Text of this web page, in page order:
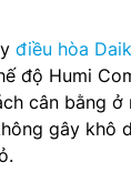
điều hòa
độ Humi
cân bằng
gây khô